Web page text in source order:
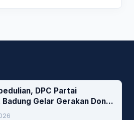
DPC Partai
Gelar Gerakan Donor